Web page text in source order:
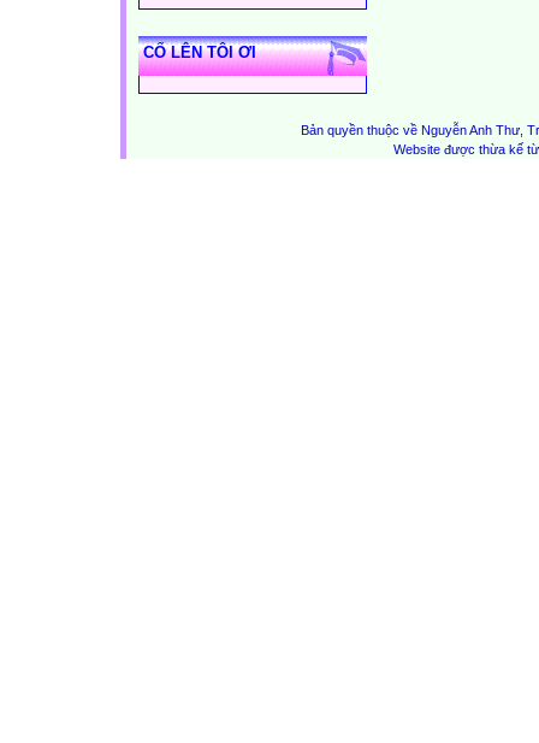
CỐ LÊN TÔI ƠI
Bản quyền thuộc về Nguyễn Anh Thư,
Website được thừa kế